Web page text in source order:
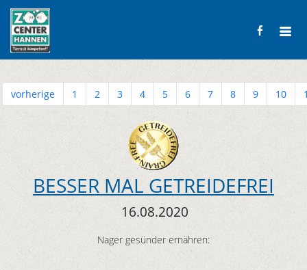
vorherige 1 2 3 4 5 6 7 8 9 10
BESSER MAL GETREIDEFREI
16.08.2020
Nager gesünder ernähren: